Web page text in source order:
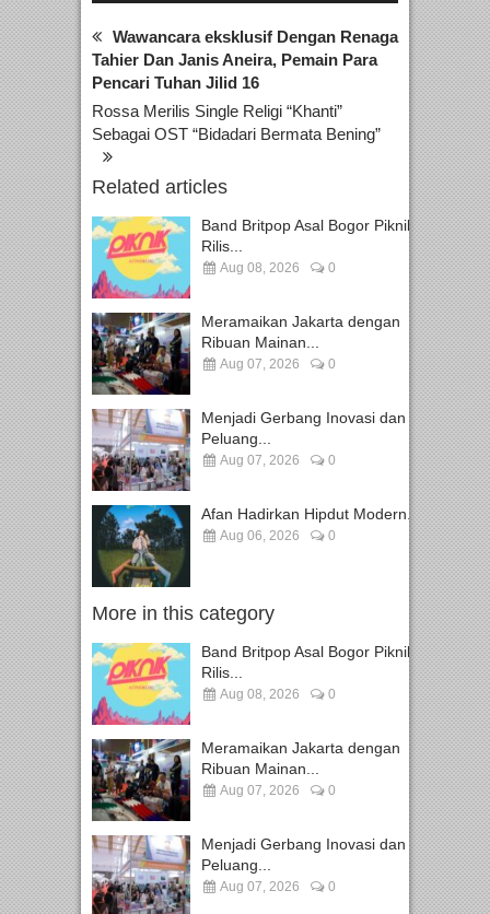
Wawancara eksklusif Dengan Renaga
Tahier Dan Janis Aneira, Pemain Para
Pencari Tuhan Jilid 16
Rossa Merilis Single Religi “Khanti”
Sebagai OST “Bidadari Bermata Bening”
Related articles
Band Britpop Asal Bogor Piknik
Rilis...
Aug 08, 2026 0
Meramaikan Jakarta dengan
Ribuan Mainan...
Aug 07, 2026 0
Menjadi Gerbang Inovasi dan
Peluang...
Aug 07, 2026 0
Afan Hadirkan Hipdut Modern...
Aug 06, 2026 0
More in this category
Band Britpop Asal Bogor Piknik
Rilis...
Aug 08, 2026 0
Meramaikan Jakarta dengan
Ribuan Mainan...
Aug 07, 2026 0
Menjadi Gerbang Inovasi dan
Peluang...
Aug 07, 2026 0